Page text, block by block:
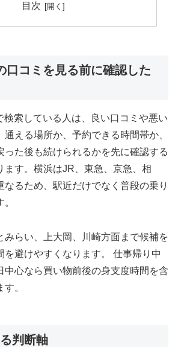
目次
口コミを見る前に確認した
検索している人は、良い口コミや悪い
える場所か、予約できる時間帯か、
った後も続けられるかを先に確認する
ます。横浜はJR、東急、京急、相
なるため、駅近だけでなく普段の乗り
みらい、上大岡、川崎方面まで候補を
を避けやすくなります。 仕事帰り中
中心なら買い物前後の身支度時間を含
。
判断軸